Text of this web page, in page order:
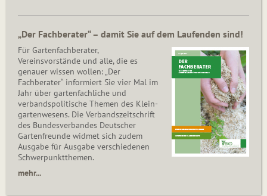
„Der Fachberater“ – damit Sie auf dem Laufenden sind!
Für Gartenfachberater,
Vereinsvorstände und alle, die es
genauer wissen wollen: „Der
Fachberater“ informiert Sie vier Mal im
Jahr über gartenfachliche und
verbandspolitische Themen des Klein­
gar­ten­wesens. Die Ver­bands­zeit­schrift
des Bun­des­ver­ban­des Deutscher
Gartenfreunde widmet sich zudem
Ausgabe für Ausgabe verschiedenen
Schwer­punkt­the­men.
mehr...